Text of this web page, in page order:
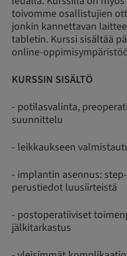
toivomme osallistujien
jonkin kannettavan
tabletin. Kurssi sisältää
online-
KURSSIN SISÄLTÖ
- potilasvalinta,
suunnittelu
- leikkaukseen
- implantin asennus:
perustiedot luusiirteistä
- postoperatiiviset
jälkitarkastus